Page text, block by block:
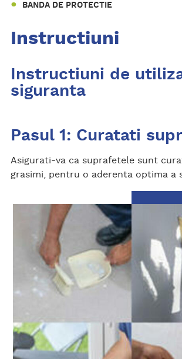
BANDA DE PROTECTIE
Instructiuni
Instructiuni de
siguranta
Pasul 1: Curatati
Asigurati-va ca suprafetele sunt
grasimi, pentru o aderenta optima a